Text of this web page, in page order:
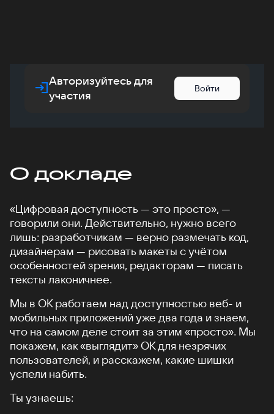
Авторизуйтесь для
участия
Войти
О докладе
«Цифровая доступность — это просто», —
говорили они. Действительно, нужно всего
лишь: разработчикам — верно размечать код,
дизайнерам — рисовать макеты с учётом
особенностей зрения, редакторам — писать
тексты лаконичнее.
Мы в ОК работаем над доступностью веб- и
мобильных приложений уже два года и знаем,
что на самом деле стоит за этим «просто». Мы
покажем, как «выглядит» ОК для незрячих
пользователей, и расскажем, какие шишки
успели набить.
Ты узнаешь: